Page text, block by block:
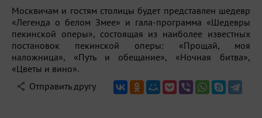
Москвичам и гостям столицы будет представлен шедевр
«Легенда о белом Змее» и гала-программа «Шедевры
пекинской оперы», состоящая из наиболее известных
постановок пекинской оперы: «Прощай, моя
наложница», «Путь и обещание», «Ночная битва»,
«Цветы и вино».
Отправить другу